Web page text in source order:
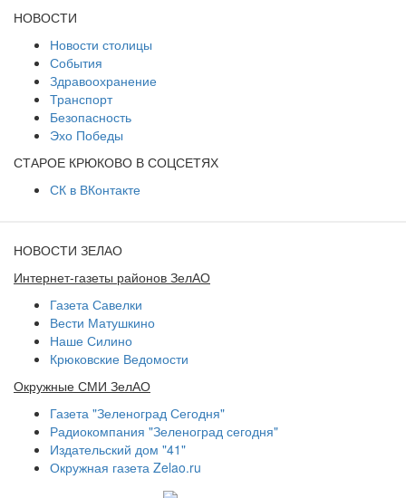
НОВОСТИ
Новости столицы
События
Здравоохранение
Транспорт
Безопасность
Эхо Победы
СТАРОЕ КРЮКОВО В СОЦСЕТЯХ
СК в ВКонтакте
НОВОСТИ ЗЕЛАО
Интернет-газеты районов ЗелАО
Газета Савелки
Вести Матушкино
Наше Силино
Крюковские Ведомости
Окружные СМИ ЗелАО
Газета "Зеленоград Сегодня"
Радиокомпания "Зеленоград сегодня"
Издательский дом "41"
Окружная газета Zelao.ru